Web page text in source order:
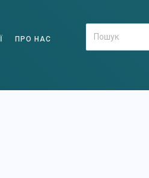
ПРО НАС